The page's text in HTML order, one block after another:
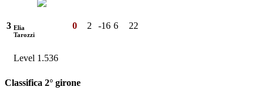
3 Elia
Tarozzi
Level 1.536
0 2 -16 6 22
Classifica 2° girone